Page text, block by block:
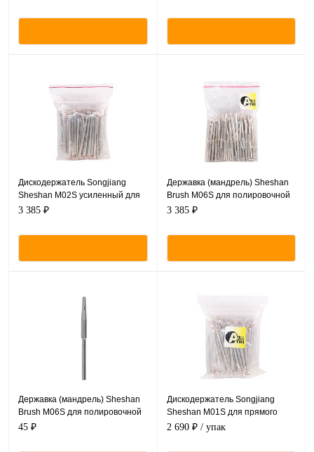
Дискодержатель Songjiang
Sheshan M02S усиленный для
прямого наконечника, 100шт.
3 385 ₽
Державка (мандрель) Sheshan
Brush M06S для полировочной
бумаги, 100шт.
3 385 ₽
Державка (мандрель) Sheshan
Brush M06S для полировочной
бумаги, 1шт.
45 ₽
Дискодержатель Songjiang
Sheshan M01S для прямого
наконечника, 100 шт.
2 690 ₽ / упак